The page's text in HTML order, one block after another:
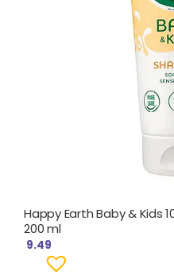
Happy Earth Baby & Kids
200 ml
9.49